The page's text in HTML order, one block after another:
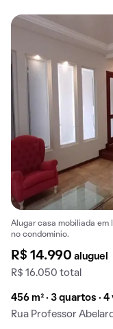
Alugar casa mobiliada em
no condomínio.
R$ 14.990aluguel
R$ 16.050 total
456 m² · 3 quartos · 4
Rua Professor